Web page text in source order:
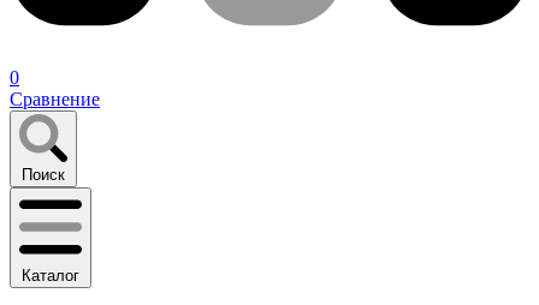
0
Сравнение
Поиск
Каталог